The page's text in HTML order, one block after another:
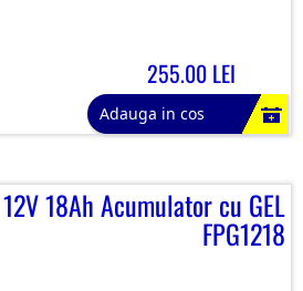
255.00 LEI
Adauga in cos
12V 18Ah Acumulator cu GEL
FPG1218